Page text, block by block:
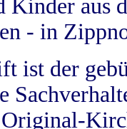
Kinder aus
- in
ist der